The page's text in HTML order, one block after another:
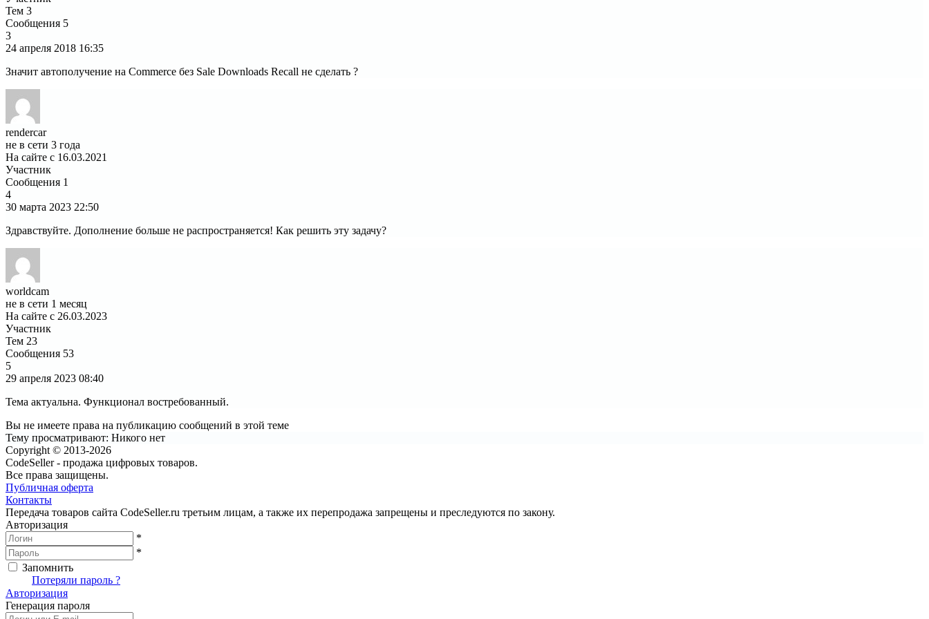
Тем 3
Сообщения 5
3
24 апреля 2018 16:35
Значит автополучение на Commerce без Sale Downloads Recall не сделать ?
rendercar
не в сети 3 года
На сайте с 16.03.2021
Участник
Сообщения 1
4
30 марта 2023 22:50
Здравствуйте. Дополнение больше не распространяется! Как решить эту задачу?
worldcam
не в сети 1 месяц
На сайте с 26.03.2023
Участник
Тем 23
Сообщения 53
5
29 апреля 2023 08:40
Тема актуальна. Функционал востребованный.
Вы не имеете права на публикацию сообщений в этой теме
Тему просматривают: Никого нет
Copyright © 2013-2026
CodeSeller - продажа цифровых товаров.
Все права защищены.
Публичная оферта
Контакты
Передача товаров сайта CodeSeller.ru третьим лицам, а также их перепродажа запрещены и преследуются по закону.
Авторизация
*
*
Запомнить
Потеряли пароль ?
Авторизация
Генерация пароля